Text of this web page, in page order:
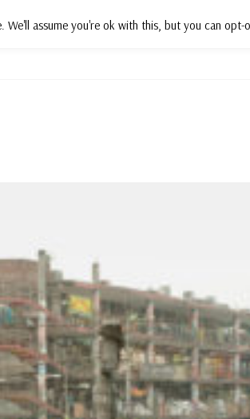
We'll assume you're ok with this, but you can opt-